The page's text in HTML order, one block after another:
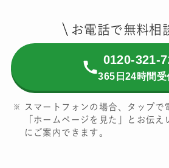
お電話で無料相
0120-321-
365日24時間受
スマートフォンの場合、タップで
「ホームページを見た」とお伝
にご案内できます。